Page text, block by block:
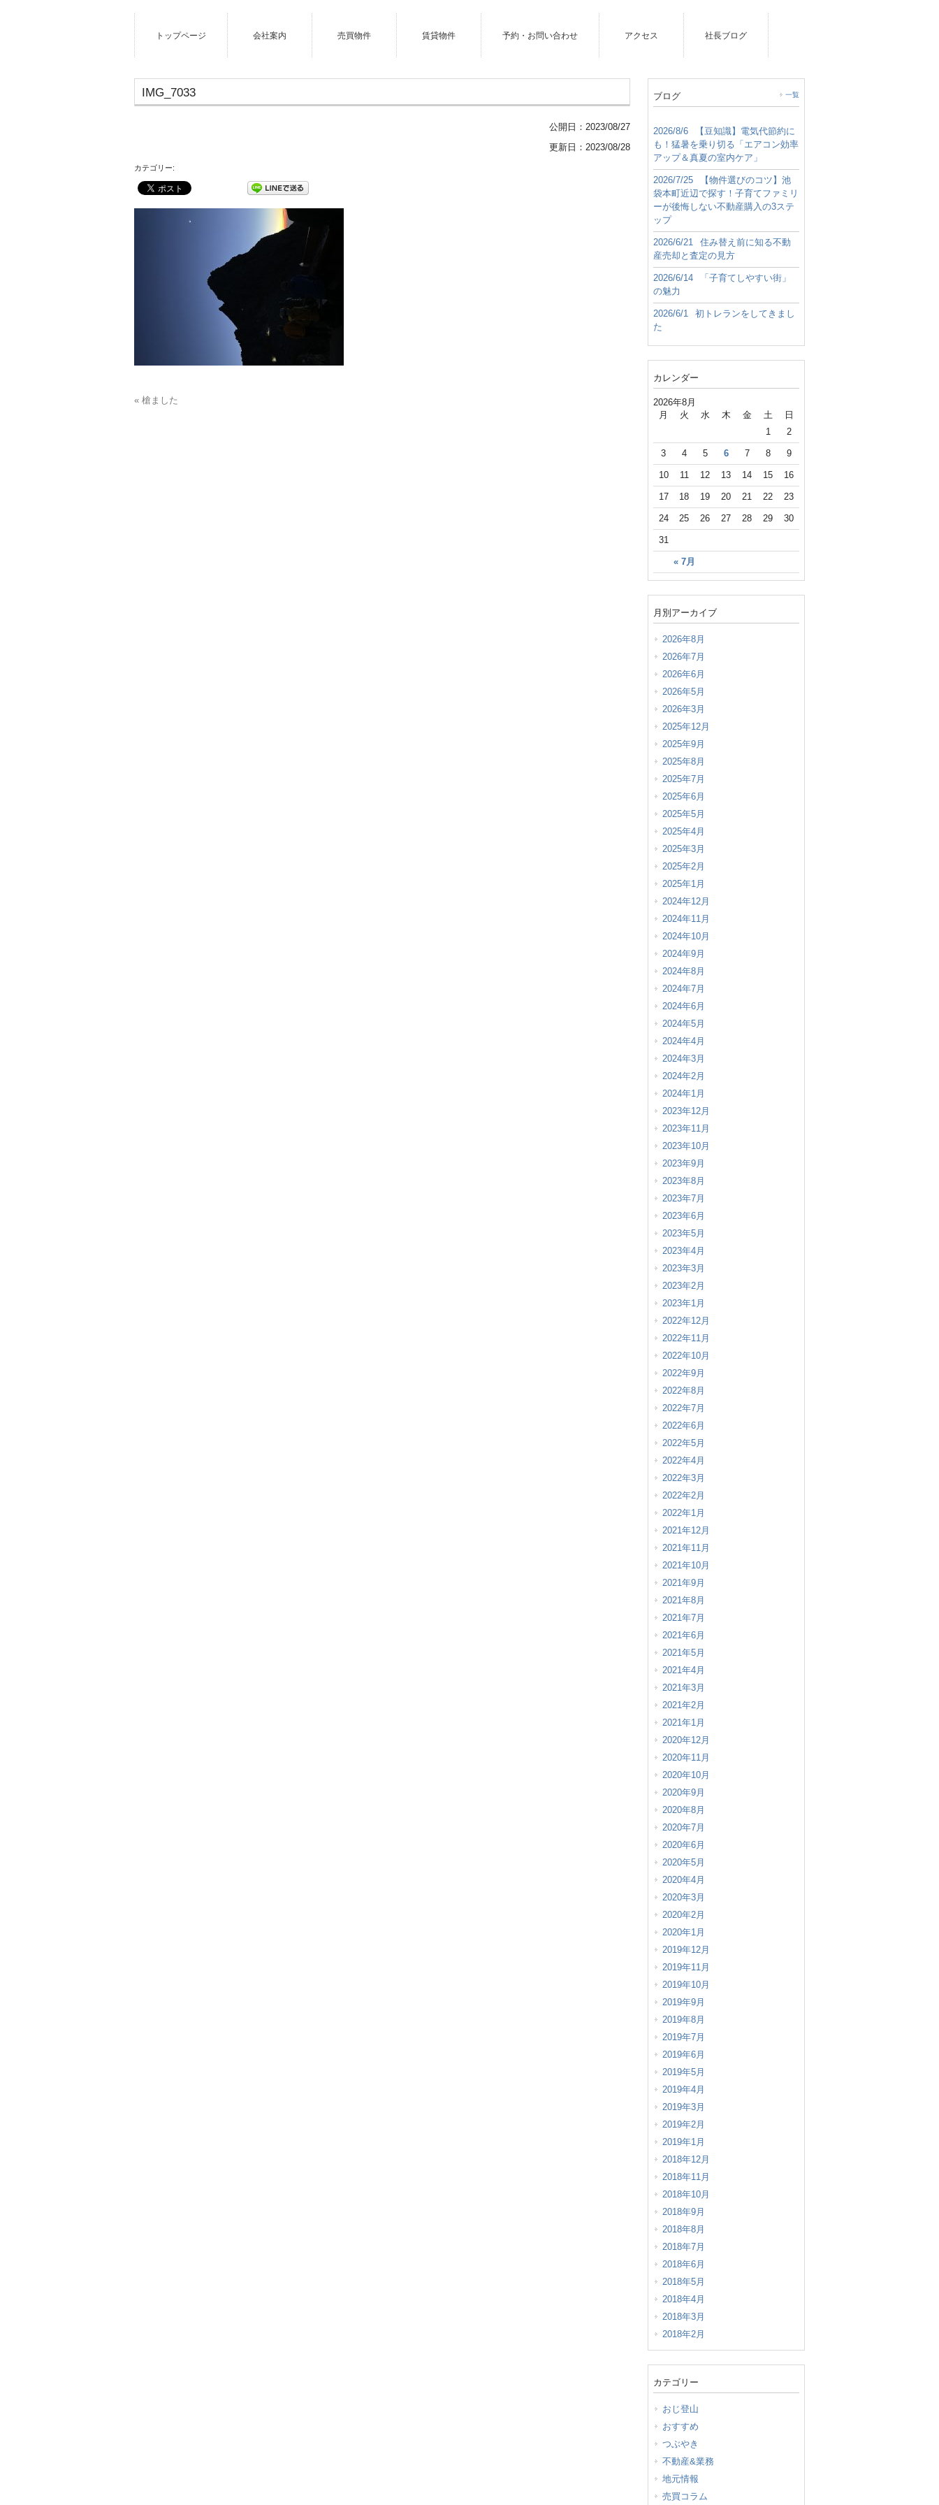
トップページ 会社案内 売買物件 賃貸物件 予約・お問い合わせ アクセス 社長ブログ
IMG_7033
公開日： 2023/08/27
更新日：2023/08/28
カテゴリー:
« 槍ました
ブログ 一覧
2026/8/6
【豆知識】電気代節約に
も！猛暑を乗り切る「エアコン効率
アップ＆真夏の室内ケア」
2026/7/25
【物件選びのコツ】池
袋本町近辺で探す！子育てファミリ
ーが後悔しない不動産購入の3ステ
ップ
2026/6/21
住み替え前に知る不動
産売却と査定の見方
2026/6/14
「子育てしやすい街」
の魅力
2026/6/1
初トレランをしてきまし
た
カレンダー
2026年8月
月 火 水 木 金 土 日
« 7月
1 2
3 4 5 6 7 8 9
10 11 12 13 14 15 16
17 18 19 20 21 22 23
24 25 26 27 28 29 30
31
月別アーカイブ
2026年8月
2026年7月
2026年6月
2026年5月
2026年3月
2025年12月
2025年9月
2025年8月
2025年7月
2025年6月
2025年5月
2025年4月
2025年3月
2025年2月
2025年1月
2024年12月
2024年11月
2024年10月
2024年9月
2024年8月
2024年7月
2024年6月
2024年5月
2024年4月
2024年3月
2024年2月
2024年1月
2023年12月
2023年11月
2023年10月
2023年9月
2023年8月
2023年7月
2023年6月
2023年5月
2023年4月
2023年3月
2023年2月
2023年1月
2022年12月
2022年11月
2022年10月
2022年9月
2022年8月
2022年7月
2022年6月
2022年5月
2022年4月
2022年3月
2022年2月
2022年1月
2021年12月
2021年11月
2021年10月
2021年9月
2021年8月
2021年7月
2021年6月
2021年5月
2021年4月
2021年3月
2021年2月
2021年1月
2020年12月
2020年11月
2020年10月
2020年9月
2020年8月
2020年7月
2020年6月
2020年5月
2020年4月
2020年3月
2020年2月
2020年1月
2019年12月
2019年11月
2019年10月
2019年9月
2019年8月
2019年7月
2019年6月
2019年5月
2019年4月
2019年3月
2019年2月
2019年1月
2018年12月
2018年11月
2018年10月
2018年9月
2018年8月
2018年7月
2018年6月
2018年5月
2018年4月
2018年3月
2018年2月
カテゴリー
おじ登山
おすすめ
つぶやき
不動産&業務
地元情報
売買コラム